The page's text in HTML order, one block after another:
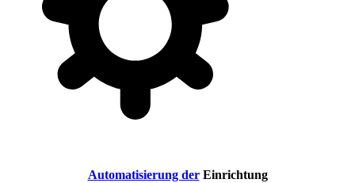
Automatisierung derEinrichtung